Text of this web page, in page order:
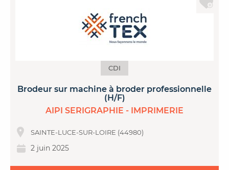
CDI
Brodeur sur machine à broder professionnelle
(H/F)
AIPI SERIGRAPHIE - IMPRIMERIE
SAINTE-LUCE-SUR-LOIRE (44980)
2 juin 2025